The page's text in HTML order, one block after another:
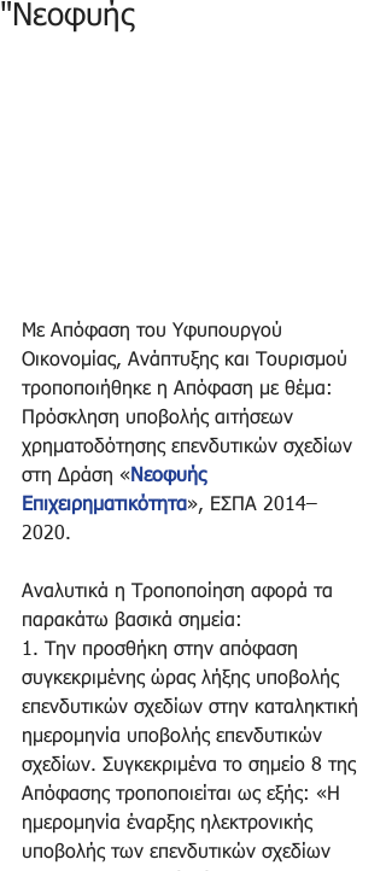
"Νεοφυής
Με Απόφαση του Υφυπουργού
Οικονομίας, Ανάπτυξης και Τουρισμού
τροποποιήθηκε η Απόφαση με θέμα:
Πρόσκληση υποβολής αιτήσεων
χρηματοδότησης επενδυτικών σχεδίων
στη ∆ράση «Νεοφυής
Επιχειρηματικότητα», ΕΣΠΑ 2014–
2020.
Αναλυτικά η Τροποποίηση αφορά τα
παρακάτω βασικά σημεία:
1. Την προσθήκη στην απόφαση
συγκεκριμένης ώρας λήξης υποβολής
επενδυτικών σχεδίων στην καταληκτική
ημερομηνία υποβολής επενδυτικών
σχεδίων. Συγκεκριμένα το σημείο 8 της
Απόφασης τροποποιείται ως εξής: «Η
ημερομηνία έναρξης ηλεκτρονικής
υποβολής των επενδυτικών σχεδίων